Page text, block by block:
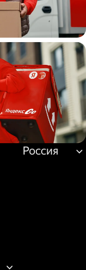
Россия